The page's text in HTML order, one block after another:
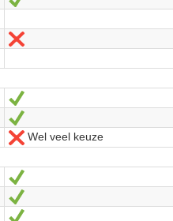
No
Sí
No
Wel veel keuze
Sí
Sí